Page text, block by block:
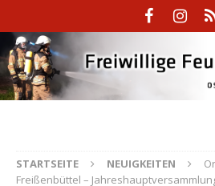
STARTSEITE NEUIGKEITEN
Freißenbüttel –